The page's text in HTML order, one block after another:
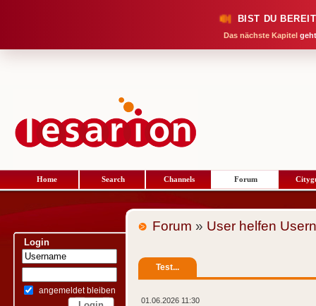
BIST DU
Das nächste Kapitel
Home Search Channels Forum
Login
angemeldet bleiben
Forum » User helfen Usern
Test...
01.06.2026 11:30